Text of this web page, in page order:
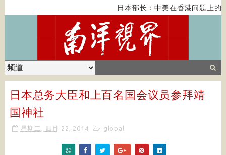
日本部长：中美在香港问题上的
日本总务大臣和上百名国会议员参拜靖
国神社
星期二, 四月 22, 2014 global